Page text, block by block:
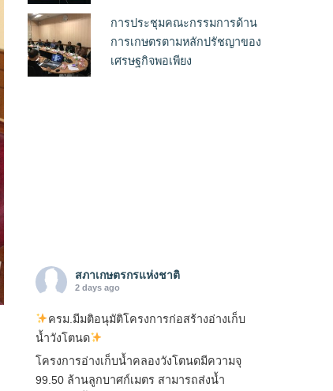
การประชุมคณะกรรมการด้าน
การเกษตรตามหลักปรัชญาของ
เศรษฐกิจพอเพียง
สภาเกษตรกรแห่งชาติ
2 days ago
ครม.มีมติอนุมัติโครงการก่อสร้างอ่างเก็บ
น้ำวังโตนด
โครงการอ่างเก็บน้ำคลองวังโตนดมีความจุ
99.50 ล้านลูกบาศก์เมตร สามารถส่งน้ำ